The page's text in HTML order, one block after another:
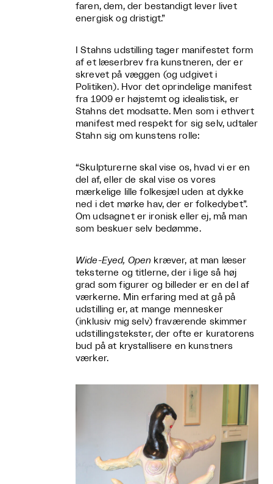
faren, dem, der bestandigt lever livet
energisk og dristigt.”
I Stahns udstilling tager manifestet form
af et læserbrev fra kunstneren, der er
skrevet på væggen (og udgivet i
Politiken). Hvor det oprindelige manifest
fra 1909 er højstemt og idealistisk, er
Stahns det modsatte. Men som i ethvert
manifest med respekt for sig selv, udtaler
Stahn sig om kunstens rolle:
“Skulpturerne skal vise os, hvad vi er en
del af, eller de skal vise os vores
mærkelige lille folkesjæl uden at dykke
ned i det mørke hav, der er folkedybet”.
Om udsagnet er ironisk eller ej, må man
som beskuer selv bedømme.
Wide-Eyed, Open kræver, at man læser
teksterne og titlerne, der i lige så høj
grad som figurer og billeder er en del af
værkerne. Min erfaring med at gå på
udstilling er, at mange mennesker
(inklusiv mig selv) fraværende skimmer
udstillingstekster, der ofte er kuratorens
bud på at krystallisere en kunstners
værker.